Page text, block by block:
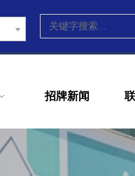
招牌新闻